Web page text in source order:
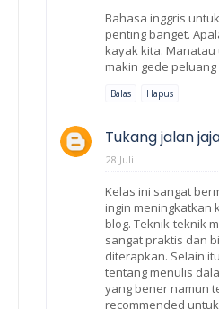
Bahasa inggris
penting banget.
kayak kita.
makin gede
Balas Hapus
Tukang jalan
28 Juli
Kelas ini sangat
ingin meningkatkan
blog. Teknik-teknik
sangat praktis dan
diterapkan. Selain
tentang menulis
yang bener namun
recommended